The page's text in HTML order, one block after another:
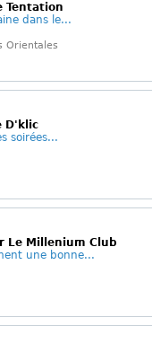
Tentation
dans le...
Orientales
D'klic
soirées...
Le Millenium Club
une bonne...